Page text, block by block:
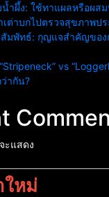
น้ำผึ้ง: ใช้ทาแผลหรือผส
เต่าบกไปตรวจสุขภาพป
มพัทธ์: กุญแจสำคัญของ
vs
ากัน?
ะแสดง
ใหม่